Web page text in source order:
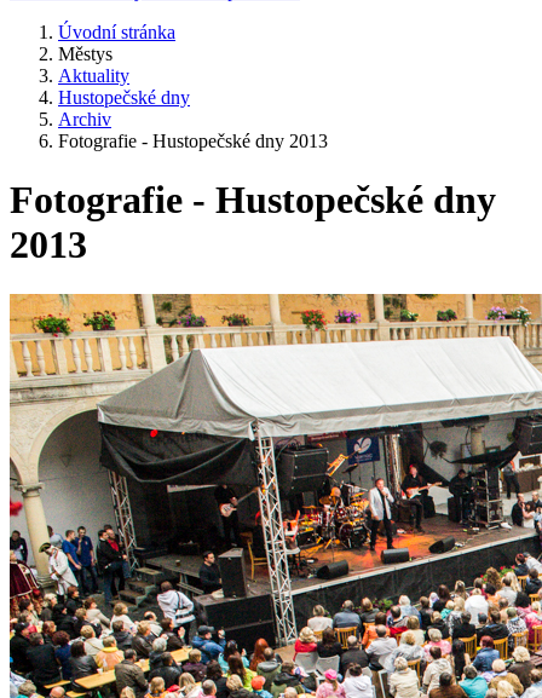
Úvodní stránka
Městys
Aktuality
Hustopečské dny
Archiv
Fotografie - Hustopečské dny 2013
Fotografie - Hustopečské dny
2013